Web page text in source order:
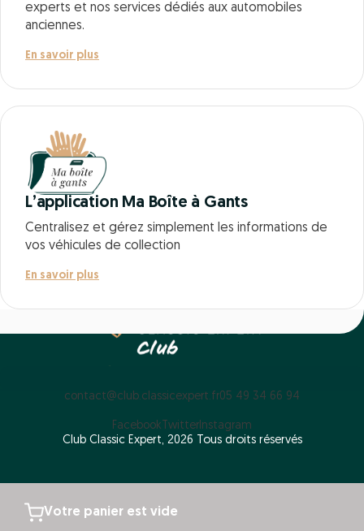
Votre panier est vide
experts et nos services dédiés aux automobiles
anciennes.
En savoir plus
L’application Ma Boîte à Gants
Centralisez et gérez simplement les informations de
vos véhicules de collection
En savoir plus
contact@club.classicexpert.fr05 49 34 66 94
Facebook TwitterInstagram
Club Classic Expert, 2026 Tous droits réservés